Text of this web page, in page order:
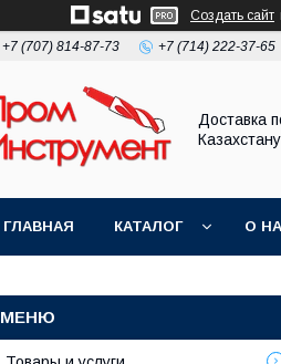
Создать сайт
+7 (707) 814-87-73 +7 (714) 222-37-65
Доставка
Казахстану
ГЛАВНАЯ КАТАЛОГ О